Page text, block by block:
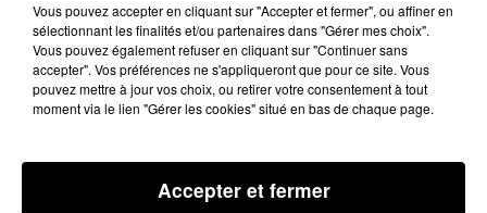
5 septembre 2025 - 4 min 15 sec
LES INFOS DU TARN ET GARONNE DU
05/09/2025 À 06H58
Podcasts infos du Tarn et Garonne
Vous pouvez accepter en cliquant sur "Accepter et fermer", ou affiner en
sélectionnant les finalités et/ou partenaires dans "Gérer mes choix".
Vous pouvez également refuser en cliquant sur "Continuer sans
accepter". Vos préférences ne s'appliqueront que pour ce site. Vous
pouvez mettre à jour vos choix, ou retirer votre consentement à tout
moment via le lien "Gérer les cookies" situé en bas de chaque page.
Accepter et fermer